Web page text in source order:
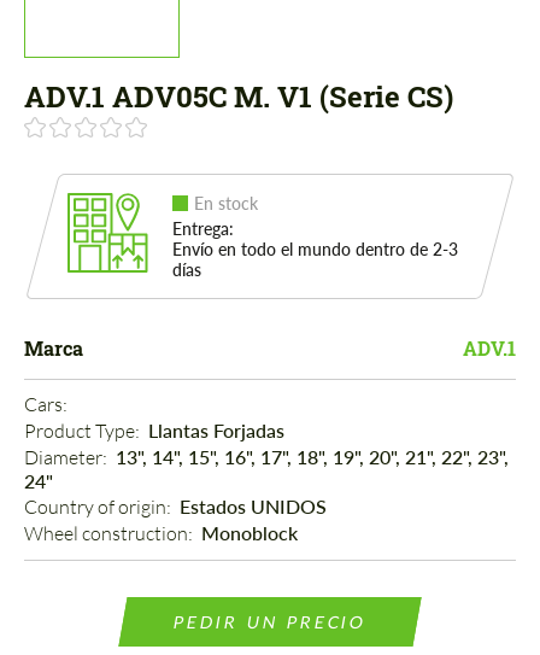
ADV.1 ADV05C M. V1 (Serie CS)
En stock
Entrega:
Envío en todo el mundo dentro de 2-3
días
Marca ADV.1
Cars:
Product Type: Llantas Forjadas
Diameter: 13", 14", 15", 16", 17", 18", 19", 20", 21", 22", 23",
24"
Country of origin: Estados UNIDOS
Wheel construction: Monoblock
PEDIR UN PRECIO